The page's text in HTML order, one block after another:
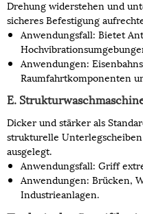
Drehung widerstehen und
sicheres Befestigung
Anwendungsfall: Bietet
Anwendungen:
Raumfahrtkomponenten
E.
Dicker und stärker als
strukturelle
ausgelegt.
Anwendungsfall: Griff
Anwendungen: Brücken,
Industrieanlagen.